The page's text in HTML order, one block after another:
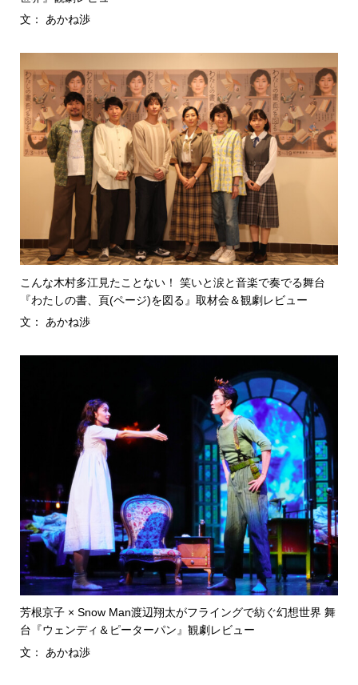
文： あかね渉
こんな木村多江見たことない！ 笑いと涙と音楽で奏でる舞台
『わたしの書、頁(ページ)を図る』取材会＆観劇レビュー
文： あかね渉
芳根京子 × Snow Man渡辺翔太がフライングで紡ぐ幻想世界 舞
台『ウェンディ＆ピーターパン』観劇レビュー
文： あかね渉